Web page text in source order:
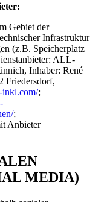
Gebiet der
Infrastruktur
(z.B. Speicherplatz
ALL-
Inhaber: René
Friedersdorf,
inkl.com/;
;
Anbieter
MEDIA)